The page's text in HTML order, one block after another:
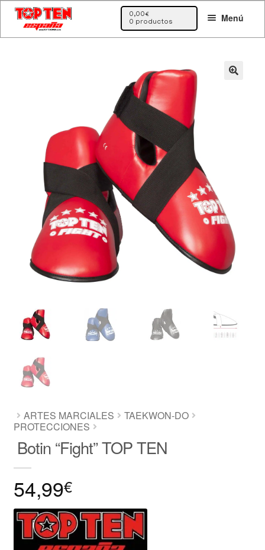
Ir
a
la
Ir
al
contenido
Menú
0,00€
0 productos
ARTES MARCIALES
TAEKWON-DO
PROTECCIONES
Botin “Fight” TOP TEN
54,99€